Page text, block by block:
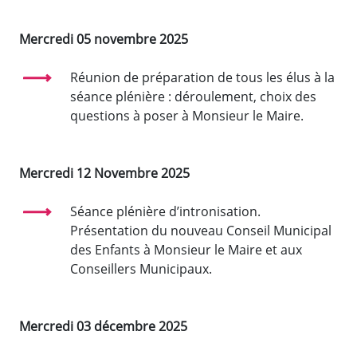
Mercredi 05 novembre 2025
Réunion de préparation de tous les élus à la
séance plénière : déroulement, choix des
questions à poser à Monsieur le Maire.
Mercredi 12 Novembre 2025
Séance plénière d’intronisation.
Présentation du nouveau Conseil Municipal
des Enfants à Monsieur le Maire et aux
Conseillers Municipaux.
Mercredi 03 décembre 2025